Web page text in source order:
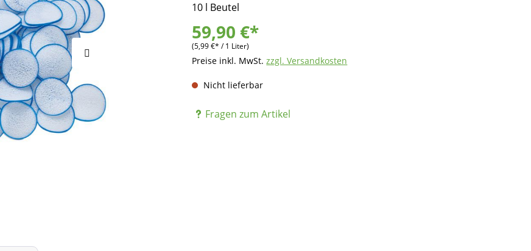
10 l Beutel
59,90 €*
(5,99 €* / 1 Liter)
Preise inkl. MwSt.zzgl. Versandkosten
Nicht lieferbar
Fragen zum Artikel